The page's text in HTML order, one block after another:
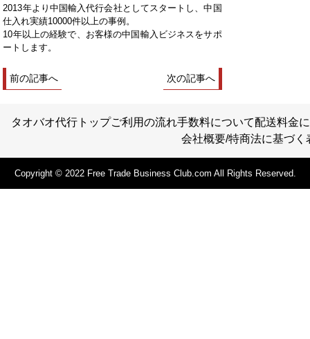
2013年より中国輸入代行会社としてスタートし、中国
仕入れ実績10000件以上の事例。
10年以上の経験で、お客様の中国輸入ビジネスをサポ
ートします。
前の記事へ 次の記事へ
タオバオ代行トップご利用の流れ手数料について配送料金
会社概要/特商法に基づく
Copyright © 2022 Free Trade Business Club.com All Rights Reserved.